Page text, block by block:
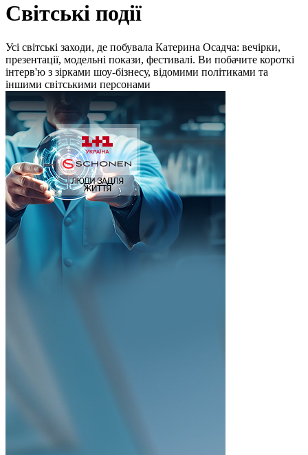
Світські події
Усі світські заходи, де побувала Катерина Осадча: вечірки,
презентації, модельні покази, фестивалі. Ви побачите короткі
інтерв'ю з зірками шоу-бізнесу, відомими політиками та
іншими світськими персонами